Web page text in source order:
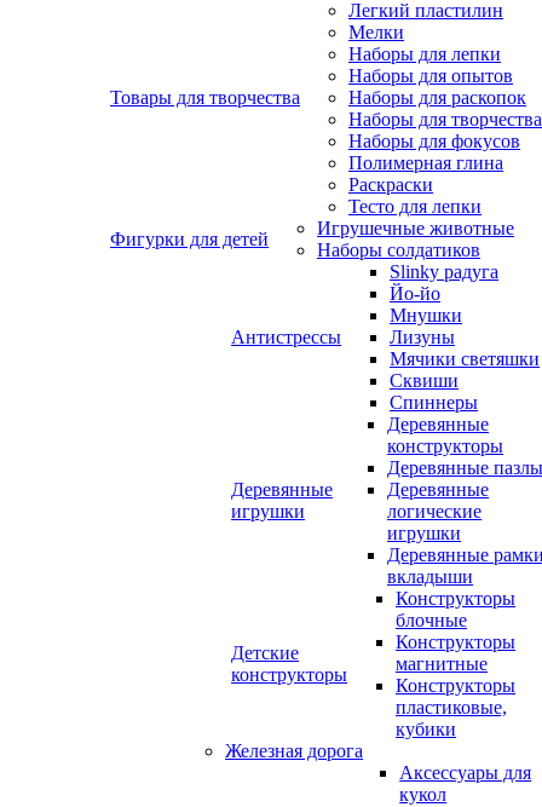
Товары для творчества
Легкий пластилин
Мелки
Наборы для лепки
Наборы для опытов
Наборы для раскопок
Наборы для творчества
Наборы для фокусов
Полимерная глина
Раскраски
Тесто для лепки
Фигурки для детей
Игрушечные животные
Наборы солдатиков
Антистрессы
Slinky радуга
Йо-йо
Мнушки
Лизуны
Мячики светяшки
Сквиши
Спиннеры
Деревянные
игрушки
Деревянные
конструкторы
Деревянные
Деревянные
логические
игрушки
Деревянные
вкладыши
Детские
конструкторы
Конструкторы
блочные
Конструкторы
магнитные
Конструкторы
пластиковые,
кубики
Железная дорога
Аксессуары для
кукол